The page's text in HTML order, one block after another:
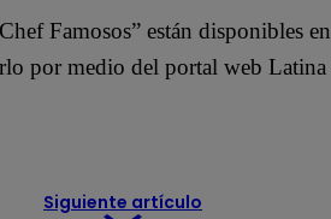
Famosos” están disponibles
por medio del portal web Latina
Siguiente artículo